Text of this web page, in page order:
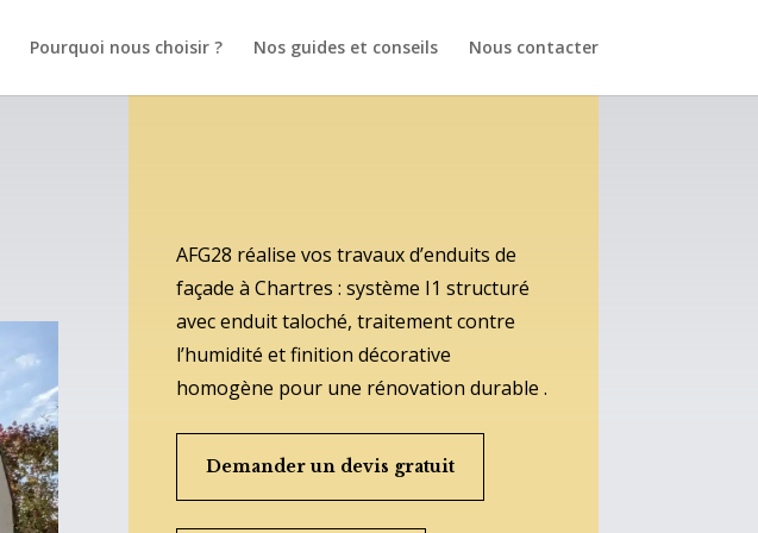
Pourquoi nous choisir ? Nos guides et conseils Nous contacter
AFG28 réalise vos travaux d’enduits de
façade à Chartres : système I1 structuré
avec enduit taloché, traitement contre
l’humidité et finition décorative
homogène pour une rénovation durable .
Demander un devis gratuit